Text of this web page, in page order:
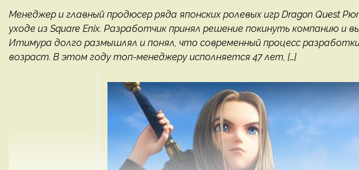
Менеджер и главный продюсер ряда японских ролевых игр Dragon Quest
уходе из Square Enix. Разработчик принял решение покинуть компанию
Итимура долго размышлял и понял, что современный процесс
возраст. В этом году топ-менеджеру исполняется 47 лет, […]